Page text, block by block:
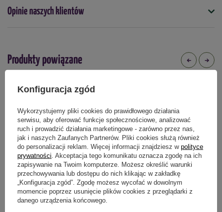
wewnętrzna ogranicza osadzanie się osadów mineralnych, co
wydłuża żywotność elementu.
wilgotne.
Podmiot odpowiedzialny za ten produkt na terenie UE
Opinie naszych klientów
Produkty powiązane
Szpadel prosty expert Green Star
Konfiguracja zgód
Wykorzystujemy pliki cookies do prawidłowego działania
serwisu, aby oferować funkcje społecznościowe, analizować
ruch i prowadzić działania marketingowe - zarówno przez nas,
jak i naszych Zaufanych Partnerów. Pliki cookies służą również
do personalizacji reklam. Więcej informacji znajdziesz w polityce
prywatności . Akceptacja tego komunikatu oznacza zgodę na ich
zapisywanie na Twoim komputerze. Możesz określić warunki
przechowywania lub dostępu do nich klikając w zakładkę
„Konfiguracja zgód”. Zgodę możesz wycofać w dowolnym
momencie poprzez usunięcie plików cookies z przeglądarki z
danego urządzenia końcowego.